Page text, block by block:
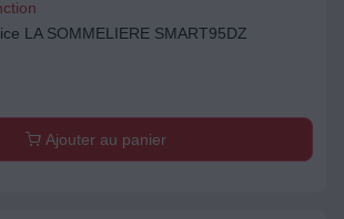
LA SOMMELIERE SMART95DZ
Ajouter au panier